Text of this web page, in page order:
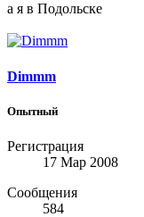
а я в Подольске
Dimmm
Опытный
Регистрация
17 Мар 2008
Сообщения
584